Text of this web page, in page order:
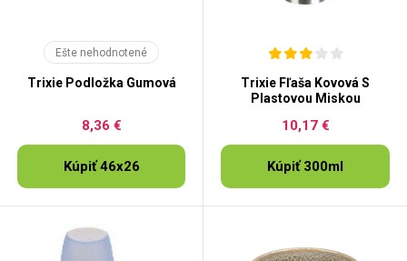
Ešte nehodnotené
Trixie Podložka Gumová
8,36 €
Kúpiť 46x26
Trixie Fľaša Kovová S
Plastovou Miskou
10,17 €
Kúpiť 300ml